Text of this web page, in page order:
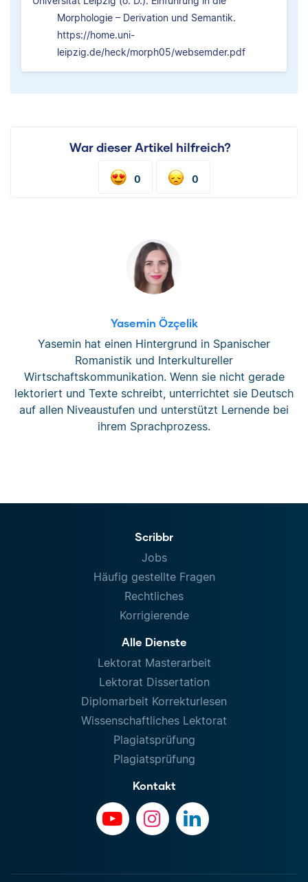
Morphologie – Derivation und Semantik.
https://home.uni-
leipzig.de/heck/morph05/websemder.pdf
War dieser Artikel hilfreich?
0 0
Yasemin Özçelik
Yasemin hat einen Hintergrund in Spanischer
Romanistik und Interkultureller
Wirtschaftskommunikation. Wenn sie nicht gerade
lektoriert und Texte schreibt, unterrichtet sie Deutsch
auf allen Niveaustufen und unterstützt Lernende bei
ihrem Sprachprozess.
Scribbr
Jobs
Häufig gestellte Fragen
Rechtliches
Korrigierende
Alle Dienste
Lektorat Masterarbeit
Lektorat Dissertation
Diplomarbeit Korrekturlesen
Wissenschaftliches Lektorat
Plagiatsprüfung
Plagiatsprüfung
Kontakt